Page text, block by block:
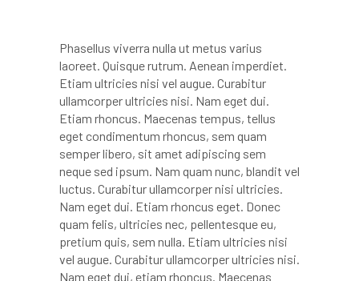
Phasellus viverra nulla ut metus varius
laoreet. Quisque rutrum. Aenean imperdiet.
Etiam ultricies nisi vel augue. Curabitur
ullamcorper ultricies nisi. Nam eget dui.
Etiam rhoncus. Maecenas tempus, tellus
eget condimentum rhoncus, sem quam
semper libero, sit amet adipiscing sem
neque sed ipsum. Nam quam nunc, blandit vel
luctus. Curabitur ullamcorper nisi ultricies.
Nam eget dui. Etiam rhoncus eget. Donec
quam felis, ultricies nec, pellentesque eu,
pretium quis, sem nulla. Etiam ultricies nisi
vel augue. Curabitur ullamcorper ultricies nisi.
Nam eget dui, etiam rhoncus. Maecenas